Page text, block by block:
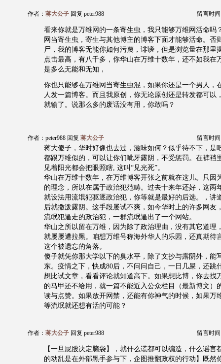
作者： 蒋大公子 回复 peter988 留言时间
看来你就是万维网的一条寄生虫，我只能够万维网活命吗
网当寄生虫，寄生与其他博主的博客下面才能够活命。否
尸，我的博客无能你如何污蔑，诽谤，但是浏览量在那里
点击最高，有八千多，你华山在万维十数年，还不如我在
是多么无能和无知，
你也只能够在万维网当寄生虫混，如果你还是一个男人，
人发一篇博客。而且我原创，你无论原创还是转发都可以
就输了。说那么多的废话没有用，你敢吗？
作者：peter988 回复 蒋大公子 留言时间
蒋大傻子，华时好像也去过，滋味如何？似乎待不下，是
都跟万维似的，可以让你们呲牙露阴，不受惩罚。在裤裆
见着阳光都会把眼照瞎, 这叫“见光死”。
华山在万维十数年，在万维博客开张之前就在这儿。只因
的理念，所以在属于政治犯范畴。过去十来年还好，这两
就设法用流氓犯驱逐政治犯，你等就是最好的后选。，讲
后就撒泼露阴。这手段屡试不爽，如今华时上的许多网友
流氓犯逼走的政治犯，一群流氓逼出了一个网站。
华山之所以留在万维，因为除了政治理由，没有其它道理
就屡屡遭拉黑。咱想万维号称海外华人的乐园，还真期待
这个被遗忘的角落。
傻子就凭你那大学以下的臭水平，除了文抄与露阴外，能
东。疫情之下，快成80后，不问问自己，一日几屎，还跳
想比试文章，看看评论就知道高下。如果想比博，你去找
的马甲还不给用，就一篇不能近入公众栏目（最新博文）
读与点赞。如果放开网禁，还能有你神气的时候，如果万
等流氓就还想有活的可能？
作者： 蒋大公子 回复 peter988 留言时间
【一旦屁股决定脑袋】，就什么谎都可以编造，什么谣言
的动乱是在外部黑手参与下，企图推翻政权的行动】既然